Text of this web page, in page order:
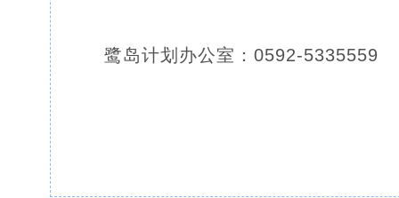
鹭岛计划办公室：0592-5335559